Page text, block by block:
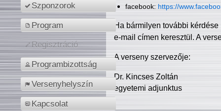
Szponzorok
Program
Regisztráció
Programbizottság
Versenyhelyszín
Kapcsolat
facebook: https://
Ha bármilyen további
e-mail címen keresztül. A
A verseny szervezője:
Dr. Kincses Zoltán
egyetemi adjunktus